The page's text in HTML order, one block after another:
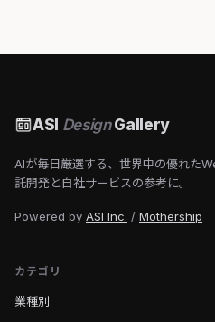
ASI DesignGallery
AIが毎日厳選する、世界中の優れた
託開発と自社サービスの参考に。
Powered by ASI Inc. / Mothership
カテゴリ
業種別